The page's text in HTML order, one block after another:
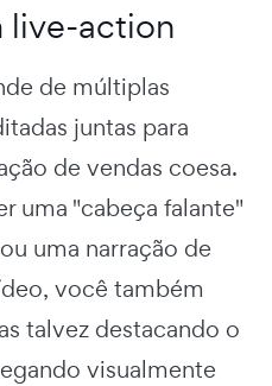
live-action
de múltiplas
juntas para
de vendas coesa.
uma "cabeça falante"
uma narração de
você também
talvez destacando o
visualmente